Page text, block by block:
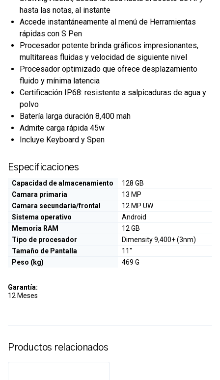
hasta las notas, al instante
Accede instantáneamente al menú de Herramientas
rápidas con S Pen
Procesador potente brinda gráficos impresionantes,
multitareas fluidas y velocidad de siguiente nivel
Procesador optimizado que ofrece desplazamiento
fluido y mínima latencia
Certificación IP68: resistente a salpicaduras de agua y
polvo
Batería larga duración 8,400 mah
Admite carga rápida 45w
Incluye Keyboard y Spen
Especificaciones
Capacidad de almacenamiento
128 GB
Camara primaria
13 MP
Camara secundaria/frontal
12 MP UW
Sistema operativo
Android
Memoria RAM
12 GB
Tipo de procesador
Dimensity 9,400+ (3nm)
Tamaño de Pantalla
11"
Peso (kg)
469 G
Garantía:
12 Meses
Productos relacionados